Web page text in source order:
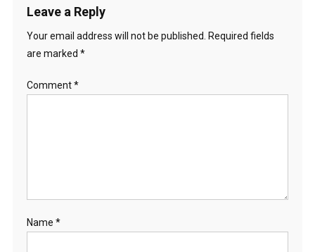
Leave a Reply
Your email address will not be published. Required fields
are marked *
Comment*
Name *